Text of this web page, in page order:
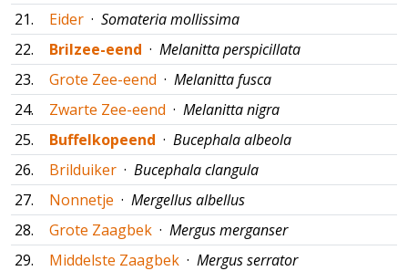
21.
Eider · Somateria mollissima
22.
Brilzee-eend · Melanitta perspicillata
23.
Grote Zee-eend · Melanitta fusca
24.
Zwarte Zee-eend · Melanitta nigra
25.
Buffelkopeend · Bucephala albeola
26.
Brilduiker · Bucephala clangula
27.
Nonnetje · Mergellus albellus
28.
Grote Zaagbek · Mergus merganser
29.
Middelste Zaagbek · Mergus serrator